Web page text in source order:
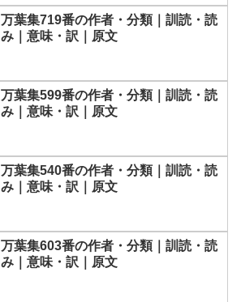
万葉集719番の作者・分類｜訓読・読
み｜意味・訳｜原文
万葉集599番の作者・分類｜訓読・読
み｜意味・訳｜原文
万葉集540番の作者・分類｜訓読・読
み｜意味・訳｜原文
万葉集603番の作者・分類｜訓読・読
み｜意味・訳｜原文